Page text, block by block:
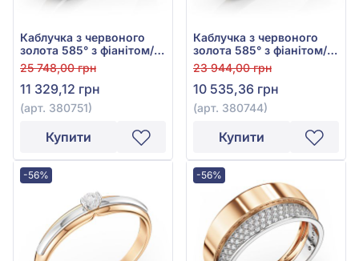
Каблучка з червоного
золота 585° з фіанітом/
куб.цирконієм, арт.
380751
25 748,00 грн
11 329,12 грн
(арт. 380751)
Купити
Каблучка з червоного
золота 585° з фіанітом/
куб.цирконієм, арт.
380744
23 944,00 грн
10 535,36 грн
(арт. 380744)
Купити
-56% -56%